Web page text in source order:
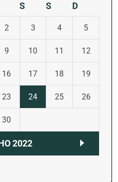
2022
S S D
2 3 4 5
9 10 11 12
16 17 18 19
23 24 25 26
30